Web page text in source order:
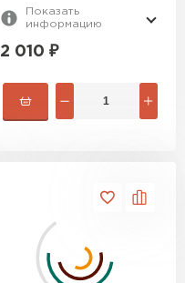
Показать
информацию
2 010 ₽